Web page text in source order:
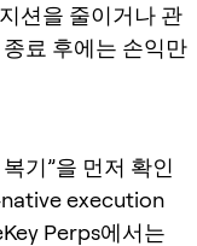
션을 줄이거나 관
료 후에는 손익만
기”을 먼저 확인
execution
Perps에서는